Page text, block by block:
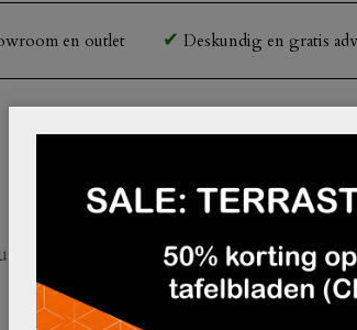
en outlet Deskundig en gratis